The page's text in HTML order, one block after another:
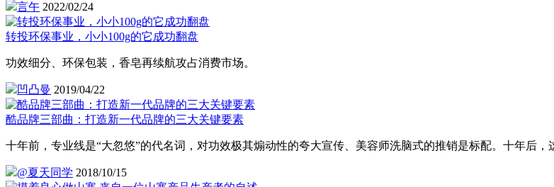
言午 2022/02/24
转投环保事业，小小100g的它成功翻盘
功效细分、环保包装，香皂再续航攻占消费市场。
凹凸曼 2019/04/22
酷品牌三部曲：打造新一代品牌的三大关键要素
十年前，专业线是“大忽悠”的代名词，对功效极其煽动性的夸大宣传、美容师洗脑式的推销是标配。十年后
@夏天同学 2018/10/15